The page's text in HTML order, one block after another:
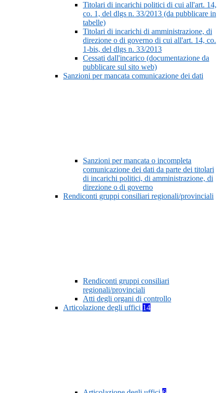
Titolari di incarichi politici di cui all'art. 14,
co. 1, del dlgs n. 33/2013 (da pubblicare in
tabelle)
Titolari di incarichi di amministrazione, di
direzione o di governo di cui all'art. 14, co.
1-bis, del dlgs n. 33/2013
Cessati dall'incarico (documentazione da
pubblicare sul sito web)
Sanzioni per mancata comunicazione dei dati
Sanzioni per mancata o incompleta
comunicazione dei dati da parte dei titolari
di incarichi politici, di amministrazione, di
direzione o di governo
Rendiconti gruppi consiliari regionali/provinciali
Rendiconti gruppi consiliari
regionali/provinciali
Atti degli organi di controllo
Articolazione degli uffici 14